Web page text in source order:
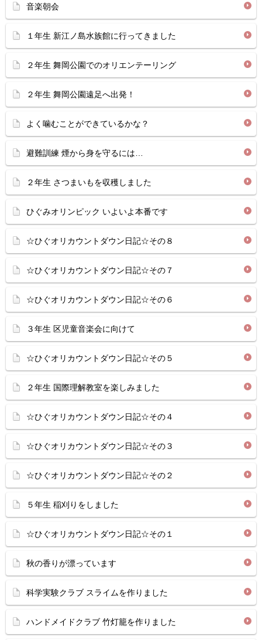
音楽朝会
１年生 新江ノ島水族館に行ってきました
２年生 舞岡公園でのオリエンテーリング
２年生 舞岡公園遠足へ出発！
よく噛むことができているかな？
避難訓練 煙から身を守るには…
２年生 さつまいもを収穫しました
ひぐみオリンピック いよいよ本番です
☆ひぐオリカウントダウン日記☆その８
☆ひぐオリカウントダウン日記☆その７
☆ひぐオリカウントダウン日記☆その６
３年生 区児童音楽会に向けて
☆ひぐオリカウントダウン日記☆その５
２年生 国際理解教室を楽しみました
☆ひぐオリカウントダウン日記☆その４
☆ひぐオリカウントダウン日記☆その３
☆ひぐオリカウントダウン日記☆その２
５年生 稲刈りをしました
☆ひぐオリカウントダウン日記☆その１
秋の香りが漂っています
科学実験クラブ スライムを作りました
ハンドメイドクラブ 竹灯籠を作りました